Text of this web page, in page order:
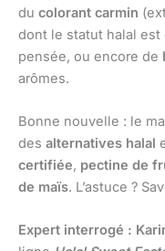
du colorant carmin
dont le statut halal
pensée, ou encore de
arômes.
Bonne nouvelle : le
des alternatives halal
certifiée, pectine de
de maïs. L’astuce ?
Expert interrogé :